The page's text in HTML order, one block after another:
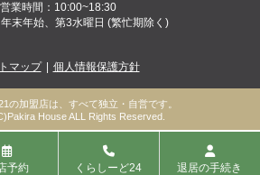
予約 くらしーど24 退居の手続き
営業時間：10:00~18:30
末年始、第3水曜日 (繁忙期除く)
マップ 個人情報保護方針
の加盟店は、すべて独立・自営です。
House ALL Rights Reserved.